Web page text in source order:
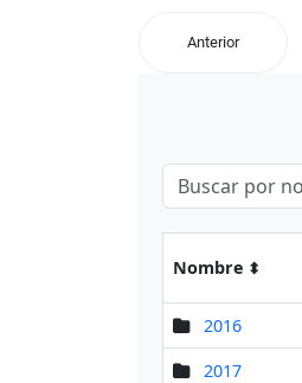
Anterior